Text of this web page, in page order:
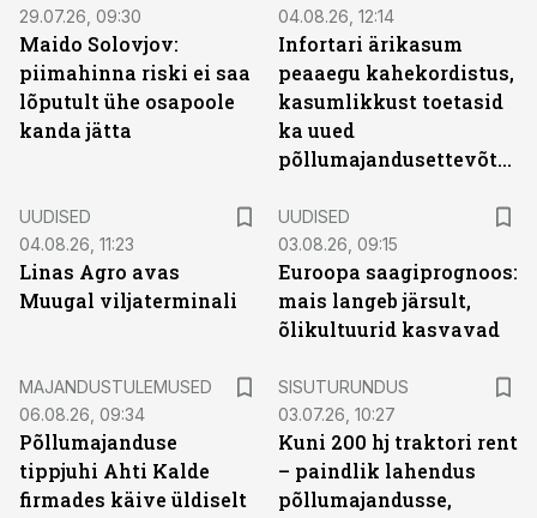
29.07.26, 09:30
Maido Solovjov:
piimahinna riski ei saa
lõputult ühe osapoole
kanda jätta
04.08.26, 12:14
Infortari ärikasum
peaaegu kahekordistus,
kasumlikkust toetasid
ka uued
põllumajandusettevõtted
UUDISED
04.08.26, 11:23
Linas Agro avas
Muugal viljaterminali
UUDISED
03.08.26, 09:15
Euroopa saagiprognoos:
mais langeb järsult,
õlikultuurid kasvavad
MAJANDUSTULEMUSED
06.08.26, 09:34
Põllumajanduse
tippjuhi Ahti Kalde
firmades käive üldiselt
SISUTURUNDUS
03.07.26, 10:27
Kuni 200 hj traktori rent
– paindlik lahendus
põllumajandusse,